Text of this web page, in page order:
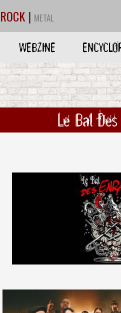
ROCK | METAL
WEBZINE
Le Bal